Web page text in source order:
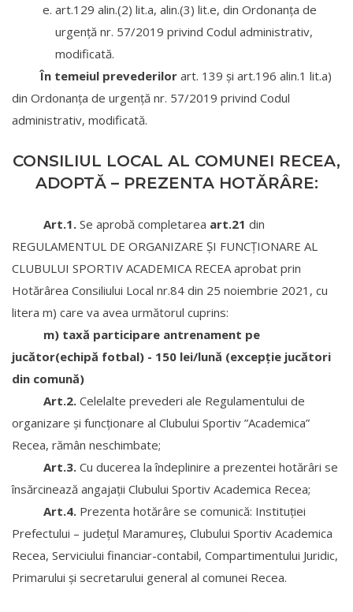
art.129 alin.(2) lit.a, alin.(3) lit.e, din Ordonanța de
urgență nr. 57/2019 privind Codul administrativ,
modificată.
În temeiul prevederilor art. 139 și art.196 alin.1 lit.a)
din Ordonanța de urgență nr. 57/2019 privind Codul
administrativ, modificată.
CONSILIUL LOCAL AL COMUNEI RECEA,
ADOPTĂ – PREZENTA HOTĂRÂRE:
Art.1. Se aprobă completarea art.21 din
REGULAMENTUL DE ORGANIZARE ŞI FUNCŢIONARE AL
CLUBULUI SPORTIV ACADEMICA RECEA aprobat prin
Hotărârea Consiliului Local nr.84 din 25 noiembrie 2021, cu
litera m) care va avea următorul cuprins:
m) taxă participare antrenament pe
jucător(echipă fotbal) - 150 lei/lună (excepție jucători
din comună)
Art.2. Celelalte prevederi ale Regulamentului de
organizare și funcționare al Clubului Sportiv ”Academica”
Recea, rămân neschimbate;
Art.3. Cu ducerea la îndeplinire a prezentei hotărâri se
însărcinează angajaţii Clubului Sportiv Academica Recea;
Art.4. Prezenta hotărâre se comunică: Instituţiei
Prefectului – judeţul Maramureş, Clubului Sportiv Academica
Recea, Serviciului financiar-contabil, Compartimentului Juridic,
Primarului și secretarului general al comunei Recea.